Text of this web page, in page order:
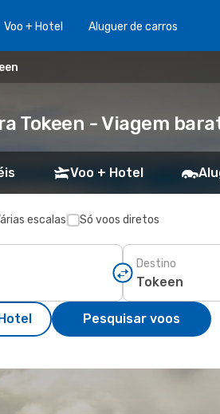
Voo + Hotel Aluguer de carros
Tokeen - Viagem
Voo + Hotel
escalas Só voos diretos
Destino
Pesquisar voos